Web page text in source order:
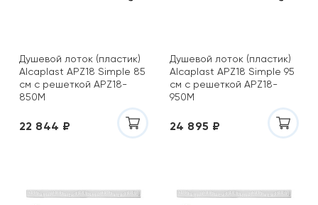
Душевой лоток (пластик)
Alcaplast APZ18 Simple 85
см с решеткой APZ18-
850M
22 844 ₽
Душевой лоток (пластик)
Alcaplast APZ18 Simple 95
см с решеткой APZ18-
950M
24 895 ₽